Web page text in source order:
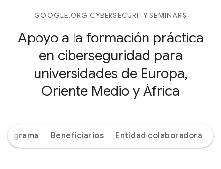
GOOGLE.ORG CYBERSECURITY SEMINARS
Apoyo a la formación práctica
en ciberseguridad para
universidades de Europa,
Oriente Medio y África
Beneficiarios Entidad colaboradora